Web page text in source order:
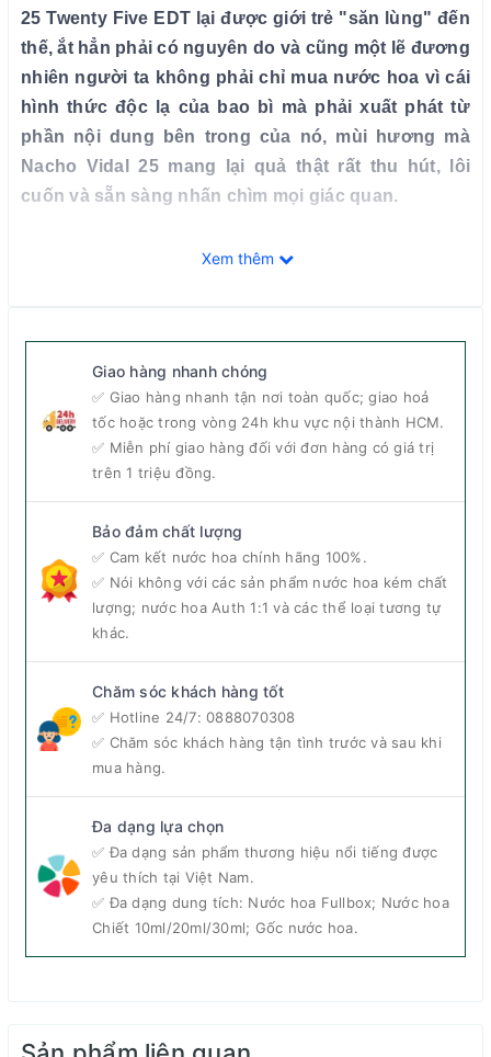
25 Twenty Five EDT lại được giới trẻ "săn lùng" đến
thế, ắt hẳn phải có nguyên do và cũng một lẽ đương
nhiên người ta không phải chỉ mua nước hoa vì cái
hình thức độc lạ của bao bì mà phải xuất phát từ
phần nội dung bên trong của nó, mùi hương mà
Nacho Vidal 25 mang lại quả thật rất thu hút, lôi
cuốn và sẵn sàng nhấn chìm mọi giác quan.
Tổng quan về nước hoa Nacho Vidal 25
Nước hoa Nacho Vidal có xuất xứ từ C.E.E - các nước
Trung và Đông Âu.Nước hoa 25 Twenty Five Nacho
phiên bản có nước màu vàng Gold với nốt hương
unisex ngọt hơn, nịnh mũi hơn phiên bản màu
mức... cực hạn.
Nhóm nước hoa: Hương Hoa cỏ
Tông mùi: Mát, Ngọt (chưa có thông tin chính xác về
Xem thêm
Giao hàng nhanh chóng
✅ Giao hàng nhanh tận nơi toàn quốc; giao hoả
tốc hoặc trong vòng 24h khu vực nội thành HCM.
✅ Miễn phí giao hàng đối với đơn hàng có giá trị
trên 1 triệu đồng.
Bảo đảm chất lượng
✅ Cam kết nước hoa chính hãng 100%.
✅ Nói không với các sản phẩm nước hoa kém chất
lượng; nước hoa Auth 1:1 và các thể loại tương tự
khác.
Chăm sóc khách hàng tốt
✅ Hotline 24/7: 0888070308
✅ Chăm sóc khách hàng tận tình trước và sau khi
mua hàng.
Đa dạng lựa chọn
✅ Đa dạng sản phẩm thương hiệu nổi tiếng được
yêu thích tại Việt Nam.
✅ Đa dạng dung tích: Nước hoa Fullbox; Nước hoa
Chiết 10ml/20ml/30ml; Gốc nước hoa.